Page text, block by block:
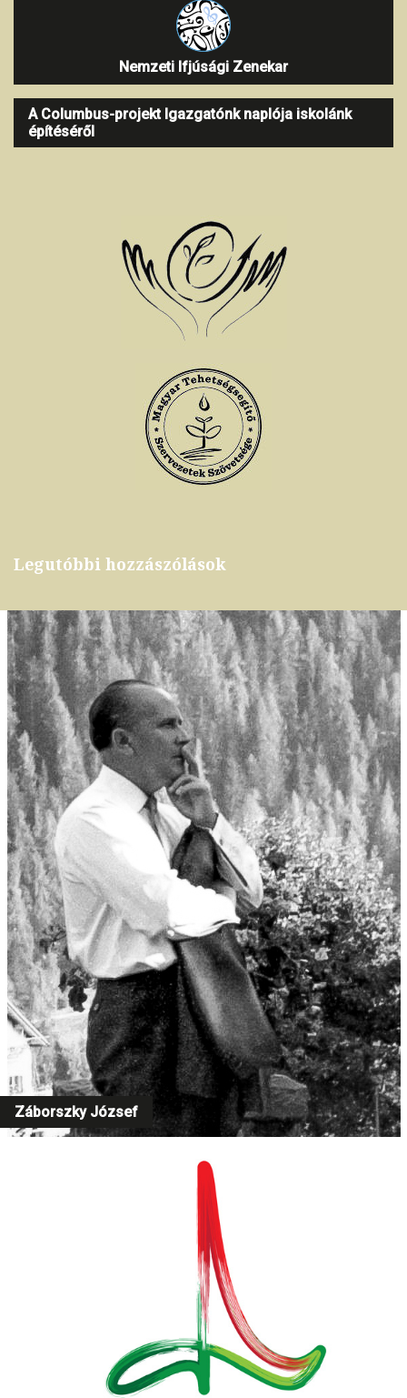
Nemzeti Ifjúsági Zenekar
A Columbus-projekt Igazgatónk naplója iskolánk
építéséről
Legutóbbi hozzászólások
Záborszky József